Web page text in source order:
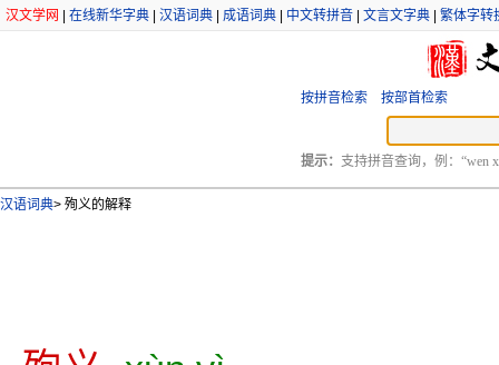
汉文学网 在线新华字典 汉语词典 成语词典 中文转拼音 文言文字典 繁体字转
按拼音检索 按部首检索
提示： 支持拼音查询，例：“wen
汉语词典> 殉义的解释